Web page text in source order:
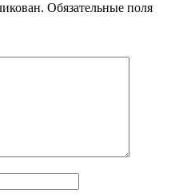
Обязательные поля